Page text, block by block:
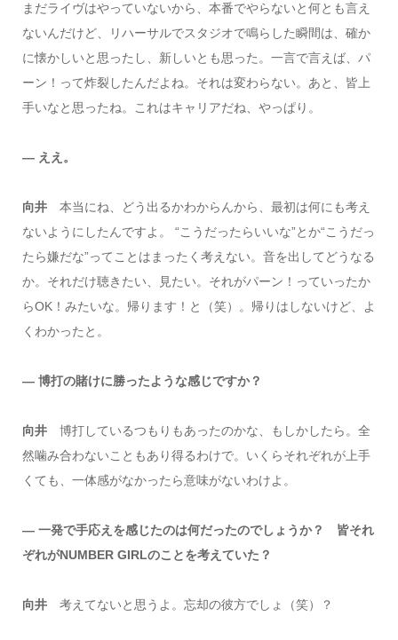
まだライヴはやっていないから、本番でやらないと何とも言え
ないんだけど、リハーサルでスタジオで鳴らした瞬間は、確か
に懐かしいと思ったし、新しいとも思った。一言で言えば、パ
ーン！って炸裂したんだよね。それは変わらない。あと、皆上
手いなと思ったね。これはキャリアだね、やっぱり。
― ええ。
向井 本当にね、どう出るかわからんから、最初は何にも考え
ないようにしたんですよ。 “こうだったらいいな”とか“こうだっ
たら嫌だな”ってことはまったく考えない。音を出してどうなる
か。それだけ聴きたい、見たい。それがパーン！っていったか
らOK！みたいな。帰ります！と（笑）。帰りはしないけど、よ
くわかったと。
― 博打の賭けに勝ったような感じですか？
向井 博打しているつもりもあったのかな、もしかしたら。全
然噛み合わないこともあり得るわけで。いくらそれぞれが上手
くても、一体感がなかったら意味がないわけよ。
― 一発で手応えを感じたのは何だったのでしょうか？ 皆それ
ぞれがNUMBER GIRLのことを考えていた？
向井 考えてないと思うよ。忘却の彼方でしょ（笑）？